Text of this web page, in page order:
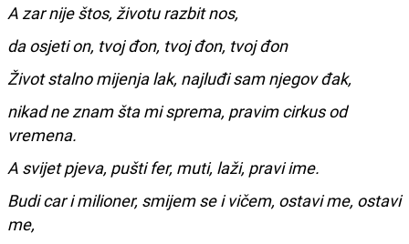
A zar nije štos, životu razbit nos,
da osjeti on, tvoj đon, tvoj đon, tvoj đon
Život stalno mijenja lak, najluđi sam njegov đak,
nikad ne znam šta mi sprema, pravim cirkus od
vremena.
A svijet pjeva, pušti fer, muti, laži, pravi ime.
Budi car i milioner, smijem se i vičem, ostavi me, ostavi
me,